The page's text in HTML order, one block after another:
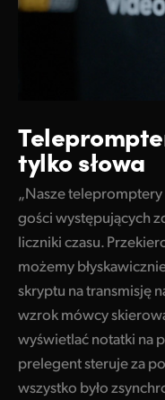
tylko słowa
„Nasze
gości występujących
liczniki czasu.
możemy
skryptu na transmisję
wzrok mówcy
wyświetlać notatki na
prelegent steruje za
wszystko było